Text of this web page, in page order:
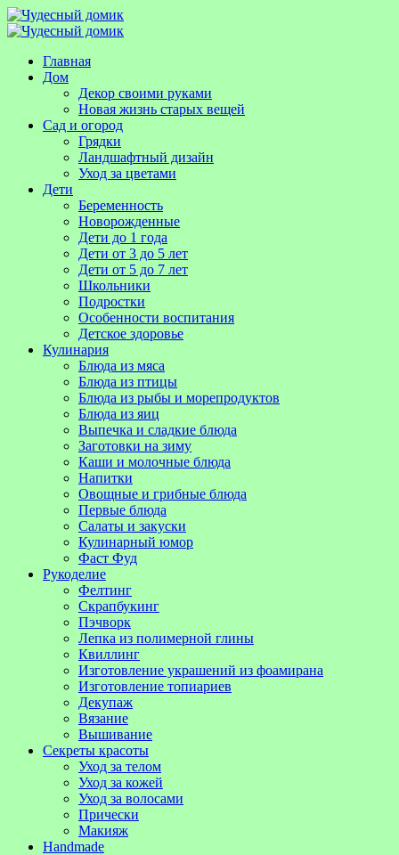
Главная
Дом
Декор своими руками
Новая жизнь старых вещей
Сад и огород
Грядки
Ландшафтный дизайн
Уход за цветами
Дети
Беременность
Новорожденные
Дети до 1 года
Дети от 3 до 5 лет
Дети от 5 до 7 лет
Школьники
Подростки
Особенности воспитания
Детское здоровье
Кулинария
Блюда из мяса
Блюда из птицы
Блюда из рыбы и морепродуктов
Блюда из яиц
Выпечка и сладкие блюда
Заготовки на зиму
Каши и молочные блюда
Напитки
Овощные и грибные блюда
Первые блюда
Салаты и закуски
Кулинарный юмор
Фаст Фуд
Рукоделие
Фелтинг
Скрапбукинг
Пэчворк
Лепка из полимерной глины
Квиллинг
Изготовление украшений из фоамирана
Изготовление топиариев
Декупаж
Вязание
Вышивание
Секреты красоты
Уход за телом
Уход за кожей
Уход за волосами
Прически
Макияж
Handmade